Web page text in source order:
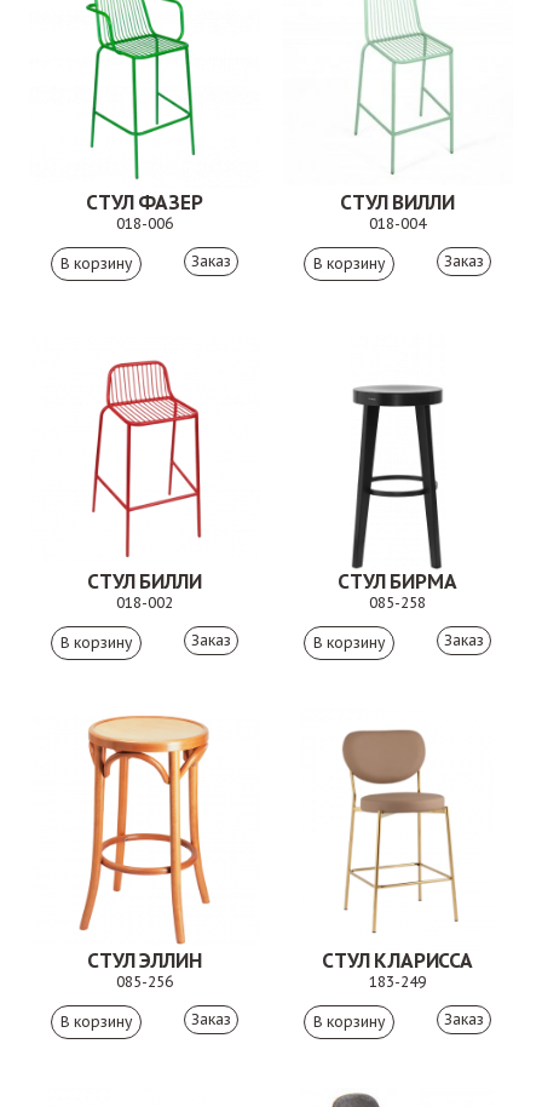
СТУЛ ФАЗЕР
018-006
Заказ
СТУЛ ВИЛЛИ
018-004
Заказ
СТУЛ БИЛЛИ
018-002
Заказ
СТУЛ БИРМА
085-258
Заказ
СТУЛ ЭЛЛИН
085-256
Заказ
СТУЛ КЛАРИССА
183-249
Заказ